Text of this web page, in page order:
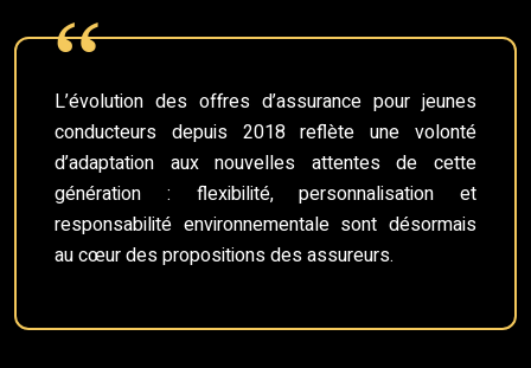
L’évolution des offres d’assurance pour jeunes
conducteurs depuis 2018 reflète une volonté
d’adaptation aux nouvelles attentes de cette
génération : flexibilité, personnalisation et
responsabilité environnementale sont désormais
au cœur des propositions des assureurs.